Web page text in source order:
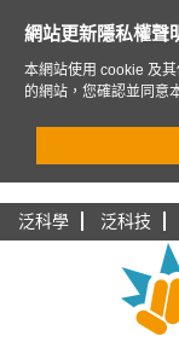
泛科學 泛科技
網站更新隱私權聲
本網站使用 cookie 及
的網站，您確認並同意